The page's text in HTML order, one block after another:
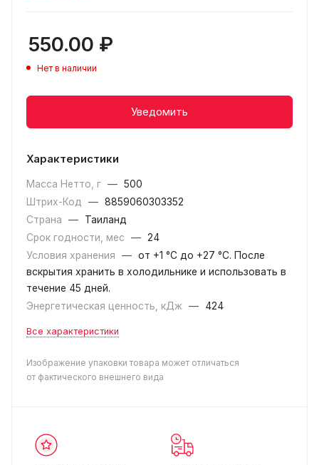
550.00 ₽
Нет в наличии
Уведомить
Характеристики
Масса Нетто, г — 500
Штрих-Код
— 8859060303352
Страна
—
Таиланд
Срок годности, мес
— 24
Условия хранения
— от +1 °C до +27 °C. После
вскрытия хранить в холодильнике и использовать в
течение 45 дней.
Энергетическая ценность, кДж
— 424
Все характеристики
Изображение упаковки товара может отличаться
от фактического внешнего вида